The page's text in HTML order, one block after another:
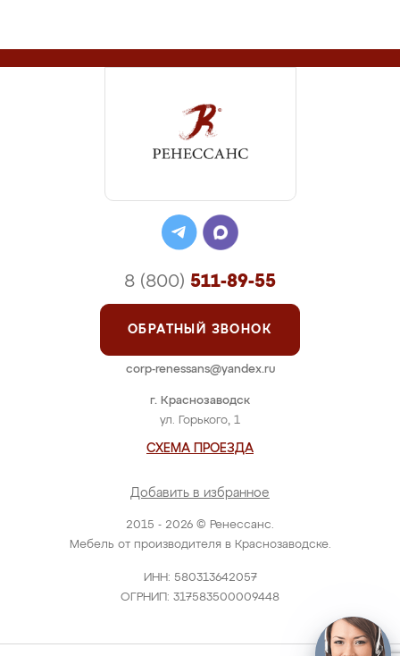
2015 - 2026 © Ренессанс.
Мебель от производителя в Краснозаводске.
ИНН: 580313642057
ОГРНИП: 317583500009448
г. Краснозаводск
ул. Горького, 1
СХЕМА ПРОЕЗДА
Добавить в избранное
8 (800) 511-89-55
ОБРАТНЫЙ ЗВОНОК
corp-renessans@yandex.ru